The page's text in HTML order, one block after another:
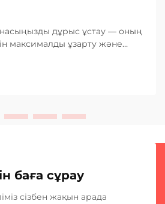
дұрыс ұстау — оның
максималды ұзарту және
негізгі шарт. Өнеркәсіптік
баға сұрау
сізбен жақын арада